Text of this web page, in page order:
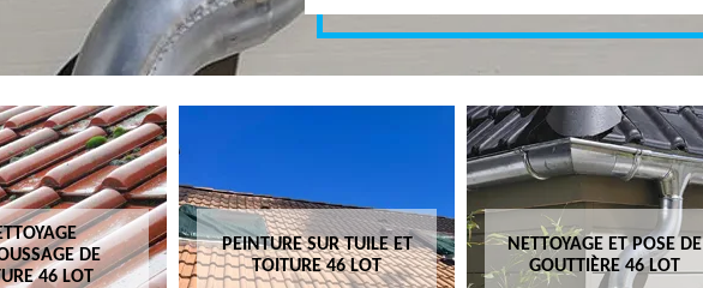
DE
46 LOT
PEINTURE SUR TUILE ET
TOITURE 46 LOT
NETTOYAGE ET POSE DE
GOUTTIÈRE 46 LOT